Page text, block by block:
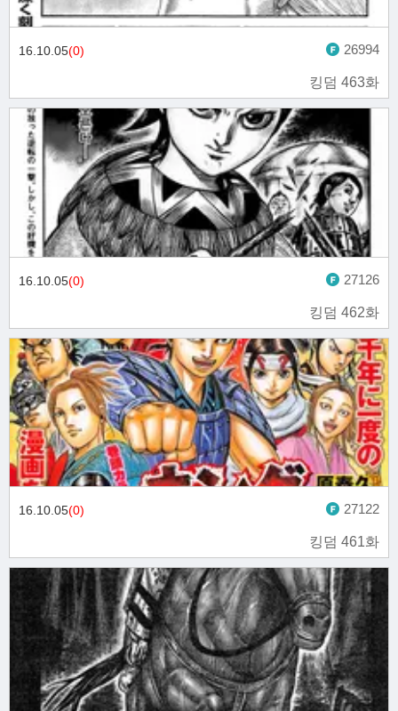
킹덤 463화
16.10.05(0) 26994
킹덤 462화
16.10.05(0) 27126
킹덤 461화
16.10.05(0) 27122